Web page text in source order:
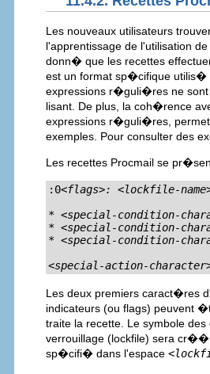
Les nouveaux utilisateurs
l'apprentissage de l'utilisation
donn� que les recettes
est un format sp�cifique utilis�
expressions r�guli�res ne
lisant. De plus, la coh�rence
expressions r�guli�res, permet
exemples. Pour consulter des
Les recettes Procmail se
:0<flags>: <lockfile-
* <special-condition-
* <special-condition-
* <special-condition-
<special-action-
Les deux premiers caract�res
indicateurs (ou flags) peuvent
traite la recette. Le symbole
verrouillage (lockfile) sera
sp�cifi� dans l'espace